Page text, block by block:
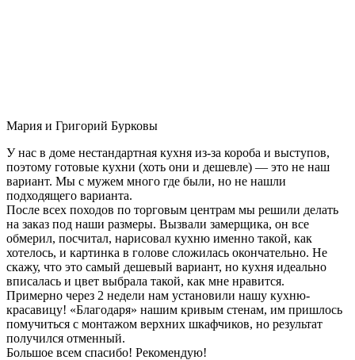
Мария и Григорий Бурковы
У нас в доме нестандартная кухня из-за короба и выступов,
поэтому готовые кухни (хоть они и дешевле) — это не наш
вариант. Мы с мужем много где были, но не нашли
подходящего варианта.
После всех походов по торговым центрам мы решили делать
на заказ под наши размеры. Вызвали замерщика, он все
обмерил, посчитал, нарисовал кухню именно такой, как
хотелось, и картинка в голове сложилась окончательно. Не
скажу, что это самый дешевый вариант, но кухня идеально
вписалась и цвет выбрала такой, как мне нравится.
Примерно через 2 недели нам установили нашу кухню-
красавицу! «Благодаря» нашим кривым стенам, им пришлось
помучиться с монтажом верхних шкафчиков, но результат
получился отменный.
Большое всем спасибо! Рекомендую!